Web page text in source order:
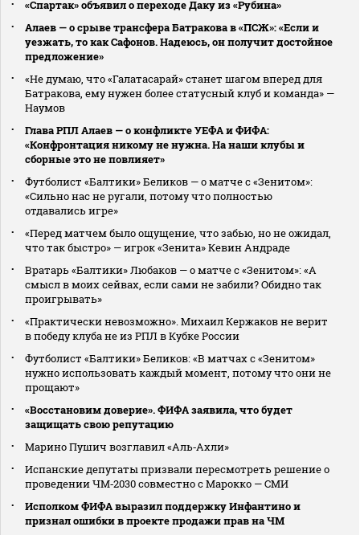
«Спартак» объявил о переходе Даку из «Рубина»
Алаев — о срыве трансфера Батракова в «ПСЖ»: «Если и
уезжать, то как Сафонов. Надеюсь, он получит достойное
предложение»
«Не думаю, что «Галатасарай» станет шагом вперед для
Батракова, ему нужен более статусный клуб и команда» —
Наумов
Глава РПЛ Алаев — о конфликте УЕФА и ФИФА:
«Конфронтация никому не нужна. На наши клубы и
сборные это не повлияет»
Футболист «Балтики» Беликов — о матче с «Зенитом»:
«Сильно нас не ругали, потому что полностью
отдавались игре»
«Перед матчем было ощущение, что забью, но не ожидал,
что так быстро» — игрок «Зенита» Кевин Андраде
Вратарь «Балтики» Любаков — о матче с «Зенитом»: «А
смысл в моих сейвах, если сами не забили? Обидно так
проигрывать»
«Практически невозможно». Михаил Кержаков не верит
в победу клуба не из РПЛ в Кубке России
Футболист «Балтики» Беликов: «В матчах с «Зенитом»
нужно использовать каждый момент, потому что они не
прощают»
«Восстановим доверие». ФИФА заявила, что будет
защищать свою репутацию
Марино Пушич возглавил «Аль‑Ахли»
Испанские депутаты призвали пересмотреть решение о
проведении ЧМ‑2030 совместно с Марокко — СМИ
Исполком ФИФА выразил поддержку Инфантино и
признал ошибки в проекте продажи прав на ЧМ